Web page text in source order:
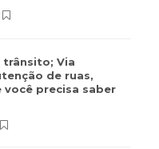
trânsito; Via
de ruas,
você precisa saber